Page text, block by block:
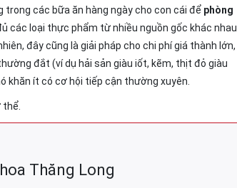
các bữa ăn hàng ngày cho con cái để phòng
các loại thực phẩm từ nhiều nguồn gốc khác nhau
đây cũng là giải pháp cho chi phí giá thành lớn,
đắt (ví dụ hải sản giàu iốt, kẽm, thịt đỏ giàu
khăn ít có cơ hội tiếp cận thường xuyên.
Thăng Long